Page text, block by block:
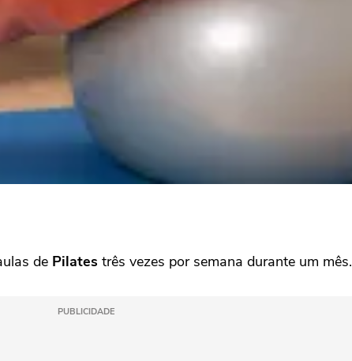
de Pilates três vezes por semana durante um mês.
PUBLICIDADE